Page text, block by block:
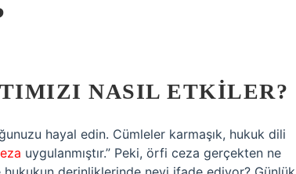
NASIL ETKILER?
hayal edin. Cümleler karmaşık, hukuk dili
uygulanmıştır.” Peki, örfi ceza gerçekten ne